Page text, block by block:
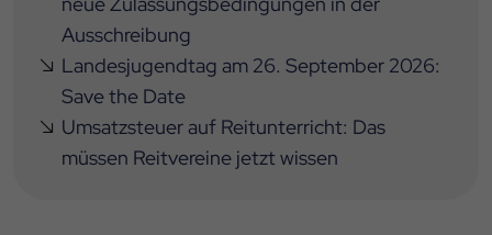
Ausschreibung
Landesjugendtag am 26. September 2026:
Save the Date
Umsatzsteuer auf Reitunterricht: Das
müssen Reitvereine jetzt wissen